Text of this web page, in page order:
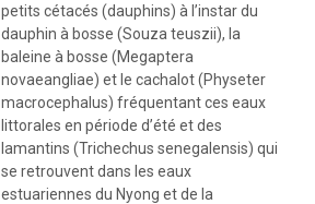
petits cétacés (dauphins) à l’instar du
dauphin à bosse (Souza teuszii), la
baleine à bosse (Megaptera
novaeangliae) et le cachalot (Physeter
macrocephalus) fréquentant ces eaux
littorales en période d’été et des
lamantins (Trichechus senegalensis) qui
se retrouvent dans les eaux
estuariennes du Nyong et de la